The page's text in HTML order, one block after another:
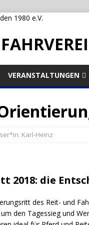
VERANSTALTUNGEN
Karl-Heinz
2018: die
des Reit- und
den Tagessieg und